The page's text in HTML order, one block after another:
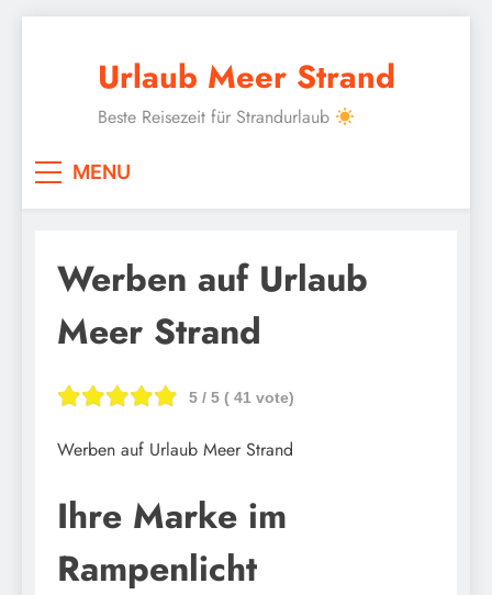
Urlaub Meer Strand
Beste Reisezeit für Strandurlaub
MENU
Werben auf Urlaub
Meer Strand
5 / 5 ( 41 vote)
Werben auf Urlaub Meer Strand
Ihre Marke im
Rampenlicht